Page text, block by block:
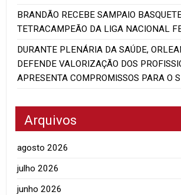
BRANDÃO RECEBE SAMPAIO
TETRACAMPEÃO DA LIGA NACIONAL
DURANTE PLENÁRIA DA SAÚDE,
DEFENDE VALORIZAÇÃO DOS
APRESENTA COMPROMISSOS PARA O
Arquivos
agosto 2026
julho 2026
junho 2026